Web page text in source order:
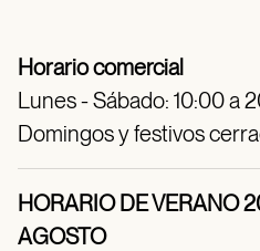
Horario comercial
Lunes - Sábado: 10:00 a
Domingos y festivos
HORARIO DE VERANO
AGOSTO